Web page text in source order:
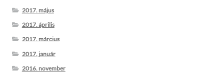
2017. május
2017. április
2017. március
2017. január
2016. november